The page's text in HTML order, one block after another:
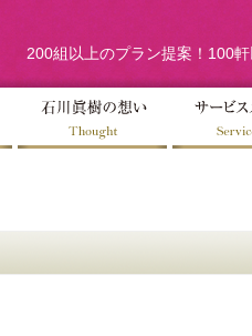
200組以上のプラン提案！100軒